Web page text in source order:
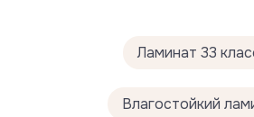
Ламинат 33
Влагостойкий